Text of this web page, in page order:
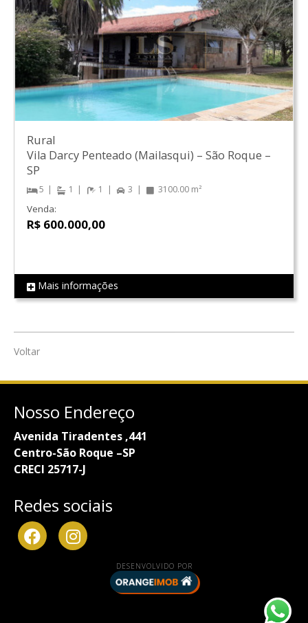
REF LS0164
Rural
Vila Darcy Penteado (Mailasqui) – São Roque –
SP
5 1 1 3 3100.00 m²
Venda:
R$ 600.000,00
Mais informações
Voltar
Nosso Endereço
Avenida Tiradentes ,441
Centro-São Roque –SP
CRECI 25717-J
Redes sociais
DESENVOLVIDO POR